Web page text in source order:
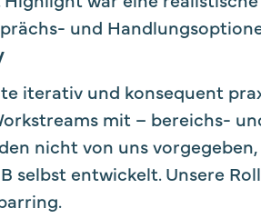
und
iterativ und konsequent
mit – bereichs-
nicht von uns
selbst entwickelt. Unsere